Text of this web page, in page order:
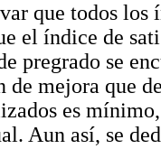
que todos
el índice de
pregrado se
de mejora que
es
Aun así, se